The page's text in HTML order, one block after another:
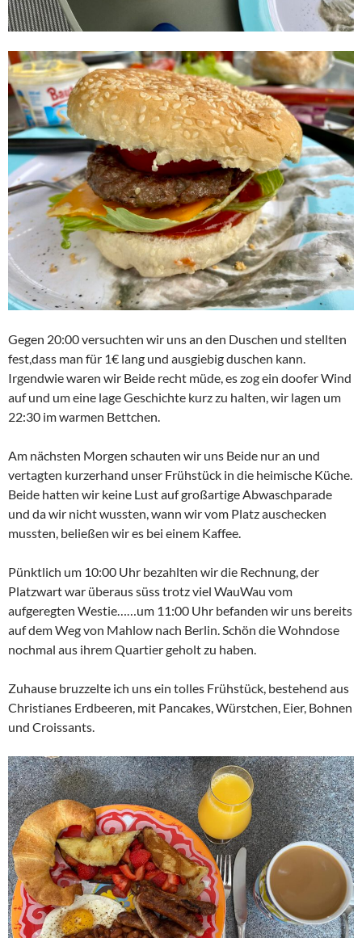
Gegen 20:00 versuchten wir uns an den Duschen und stellten
fest,dass man für 1€ lang und ausgiebig duschen kann.
Irgendwie waren wir Beide recht müde, es zog ein doofer Wind
auf und um eine lage Geschichte kurz zu halten, wir lagen um
22:30 im warmen Bettchen.
Am nächsten Morgen schauten wir uns Beide nur an und
vertagten kurzerhand unser Frühstück in die heimische Küche.
Beide hatten wir keine Lust auf großartige Abwaschparade
und da wir nicht wussten, wann wir vom Platz auschecken
mussten, beließen wir es bei einem Kaffee.
Pünktlich um 10:00 Uhr bezahlten wir die Rechnung, der
Platzwart war überaus süss trotz viel WauWau vom
aufgeregten Westie……um 11:00 Uhr befanden wir uns bereits
auf dem Weg von Mahlow nach Berlin. Schön die Wohndose
nochmal aus ihrem Quartier geholt zu haben.
Zuhause bruzzelte ich uns ein tolles Frühstück, bestehend aus
Christianes Erdbeeren, mit Pancakes, Würstchen, Eier, Bohnen
und Croissants.